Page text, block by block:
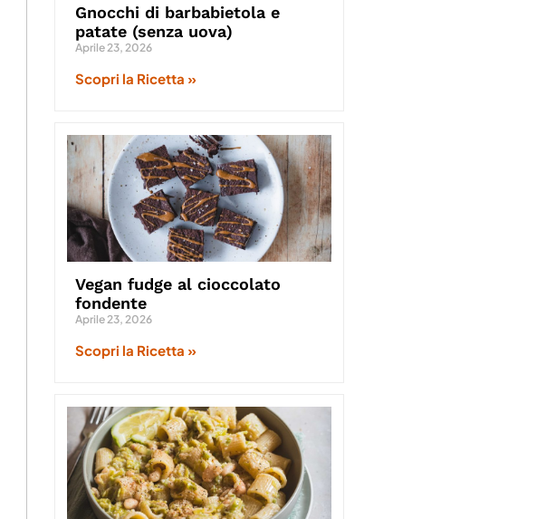
Gnocchi di barbabietola e
patate (senza uova)
Aprile 23, 2026
Scopri la Ricetta »
Vegan fudge al cioccolato
fondente
Aprile 23, 2026
Scopri la Ricetta »